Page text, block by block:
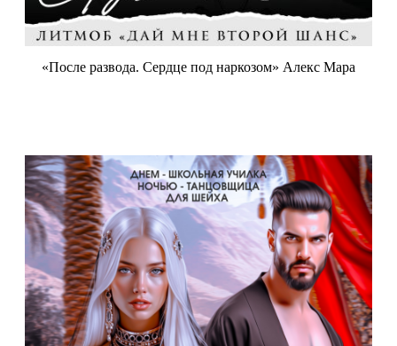
«После развода. Сердце под наркозом» Алекс Мара